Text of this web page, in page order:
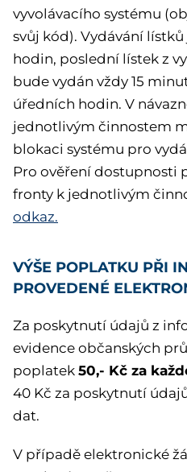
vyvolávacího systému
svůj kód). Vydávání lístků
hodin, poslední lístek z
bude vydán vždy 15
úředních hodin. V
jednotlivým činnostem
blokaci systému pro
Pro ověření dostupnosti
fronty k jednotlivým
odkaz.
VÝŠE POPLATKU PŘI
PROVEDENÉ
Za poskytnutí údajů z
evidence občanských
poplatek 50,- Kč za
40 Kč za poskytnutí
dat.
V případě elektronické